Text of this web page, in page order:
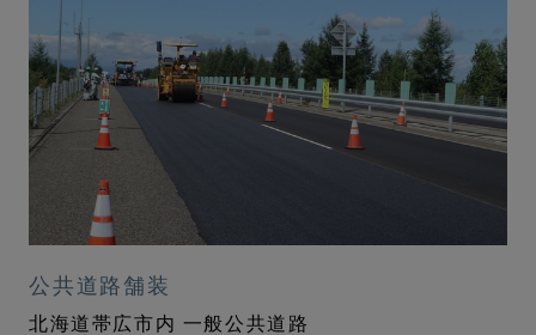
公共道路舗装
北海道帯広市内 一般公共道路